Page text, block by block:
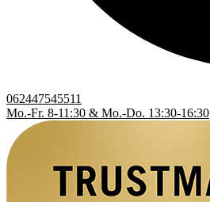
062447545511
Mo.-Fr. 8-11:30 & Mo.-Do. 13:30-16:30